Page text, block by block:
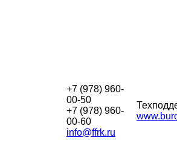
+7 (978) 960-
00-50
+7 (978) 960-
00-60
info@ffrk.ru